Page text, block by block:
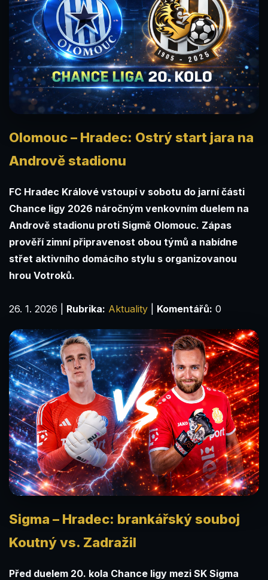
Olomouc – Hradec: Ostrý start jara na
Andrově stadionu
FC Hradec Králové vstoupí v sobotu do jarní části
Chance ligy 2026 náročným venkovním duelem na
Andrově stadionu proti Sigmě Olomouc. Zápas
prověří zimní připravenost obou týmů a nabídne
střet aktivního domácího stylu s organizovanou
hrou Votroků.
26. 1. 2026 Rubrika: Aktuality Komentářů: 0
Sigma – Hradec: brankářský souboj
Koutný vs. Zadražil
Před duelem 20. kola Chance ligy mezi SK Sigma